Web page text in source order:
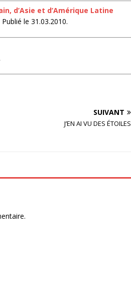
d’Asie et d’Amérique Latine
le 31.03.2010.
SUIVANT
J’EN AI VU DES ÉTOILES